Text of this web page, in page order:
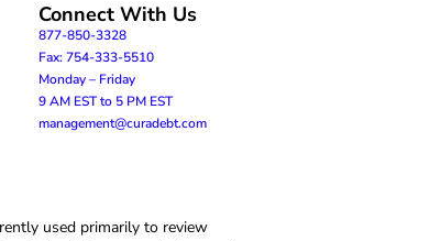
Connect With Us
877-850-3328
Fax: 754-333-5510
Monday – Friday
9 AM EST to 5 PM EST
management@curadebt.com
used primarily to review